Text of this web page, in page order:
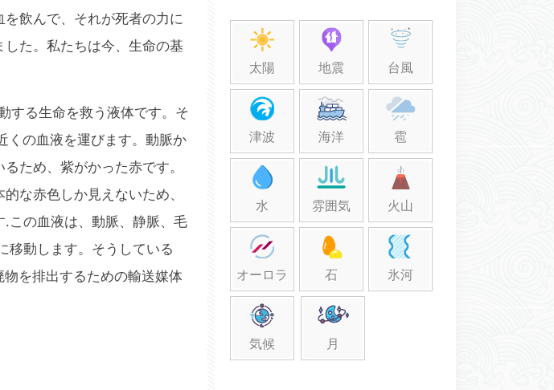
飲んで、それが死者の力に
た。私たちは今、生命の基
する生命を救う液体です。そ
くの血液を運びます。動脈か
ため、紫がかった赤です。
な赤色しか見えないため、
この血液は、動脈、静脈、毛
移動します。そうしている
を排出するための輸送媒体
太陽 地震 台風
津波 海洋 雹
水 雰囲気 火山
オーロラ 石 氷河
気候 月